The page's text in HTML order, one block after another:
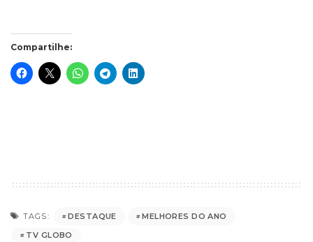
Compartilhe:
TAGS: DESTAQUE
MELHORES DO ANO
TV GLOBO